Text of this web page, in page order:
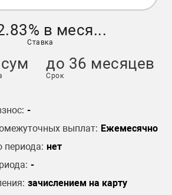
в меся...
Ставка
до 36 месяцев
Срок
-
выплат: Ежемесячно
периода: нет
-
зачислением на карту